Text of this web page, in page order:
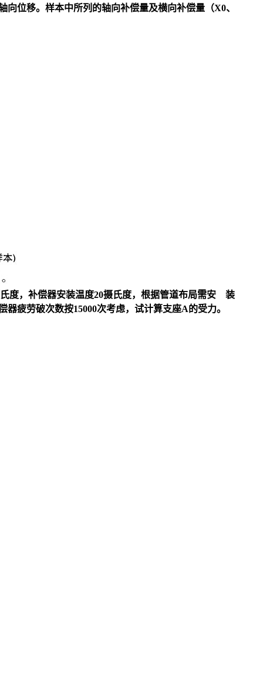
位移。样本中所列的轴向补偿量及横向补偿量（X0、
度，补偿器安装温度20摄氏度，根据管道布局需安 装
疲劳破次数按15000次考虑，试计算支座A的受力。